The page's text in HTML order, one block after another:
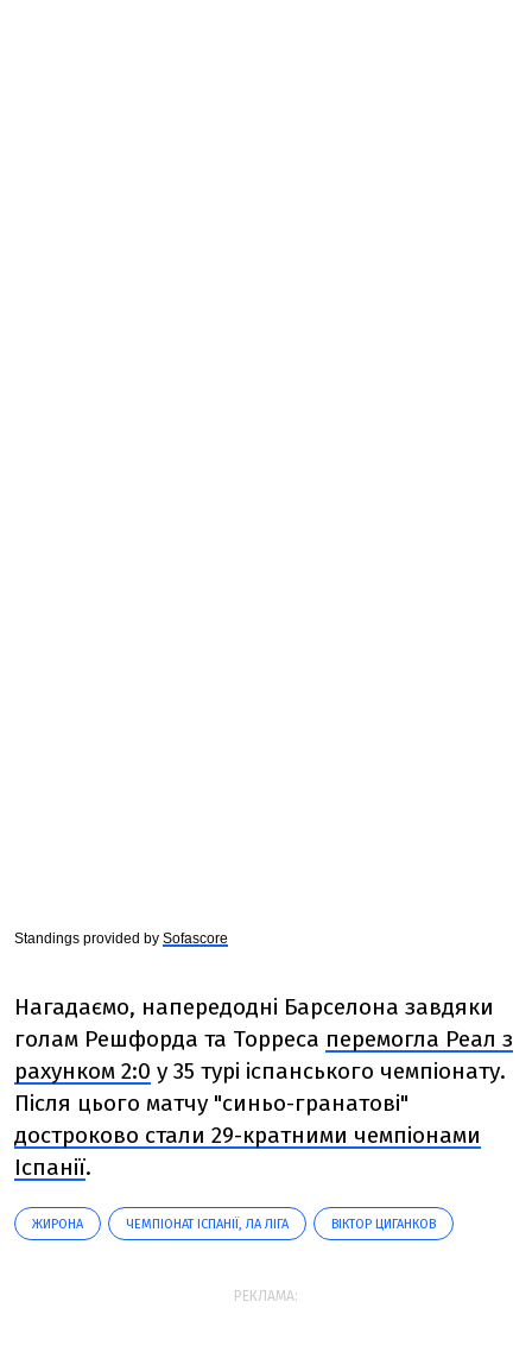
Standings provided by Sofascore
Нагадаємо, напередодні Барселона завдяки
голам Решфорда та Торреса перемогла Реал з
рахунком 2:0 у 35 турі іспанського чемпіонату.
Після цього матчу "синьо-гранатові"
достроково стали 29-кратними чемпіонами
Іспанії.
ЖИРОНА ЧЕМПІОНАТ ІСПАНІЇ, ЛА ЛІГА ВІКТОР ЦИГАНКОВ
РЕКЛАМА: